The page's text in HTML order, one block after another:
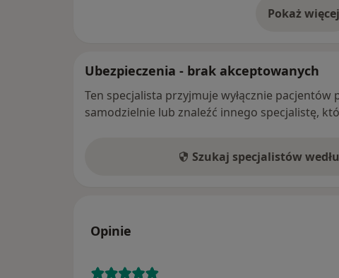
Pokaż więcej
o
Ubezpieczenia - brak akceptowanych
Ten specjalista przyjmuje wyłącznie pacjentów
samodzielnie lub znaleźć innego specjalistę,
Szukaj specjalistów
Opinie